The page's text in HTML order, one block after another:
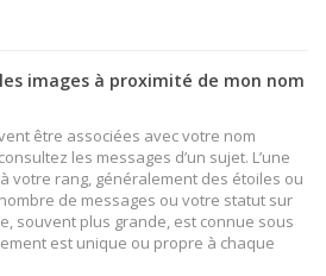
images à proximité de mon nom
être associées avec votre nom
les messages d’un sujet. L’une
votre rang, généralement des étoiles ou
de messages ou votre statut sur
souvent plus grande, est connue sous
est unique ou propre à chaque